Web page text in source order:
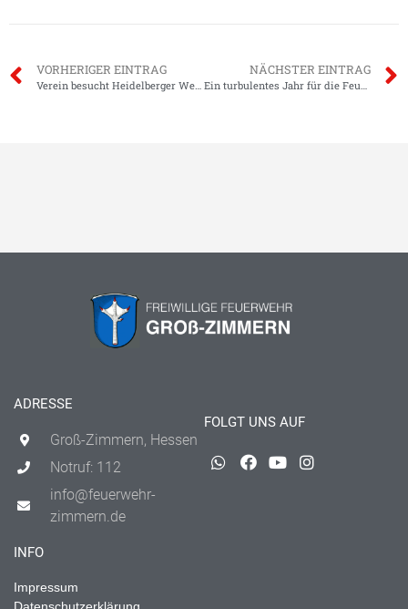
VORHERIGER EINTRAG NÄCHSTER EINTRAG
ADRESSE
Groß-Zimmern, Hessen
Notruf: 112
info@feuerwehr-
zimmern.de
FOLGT UNS AUF
INFO
Impressum
Datenschutzerklärung